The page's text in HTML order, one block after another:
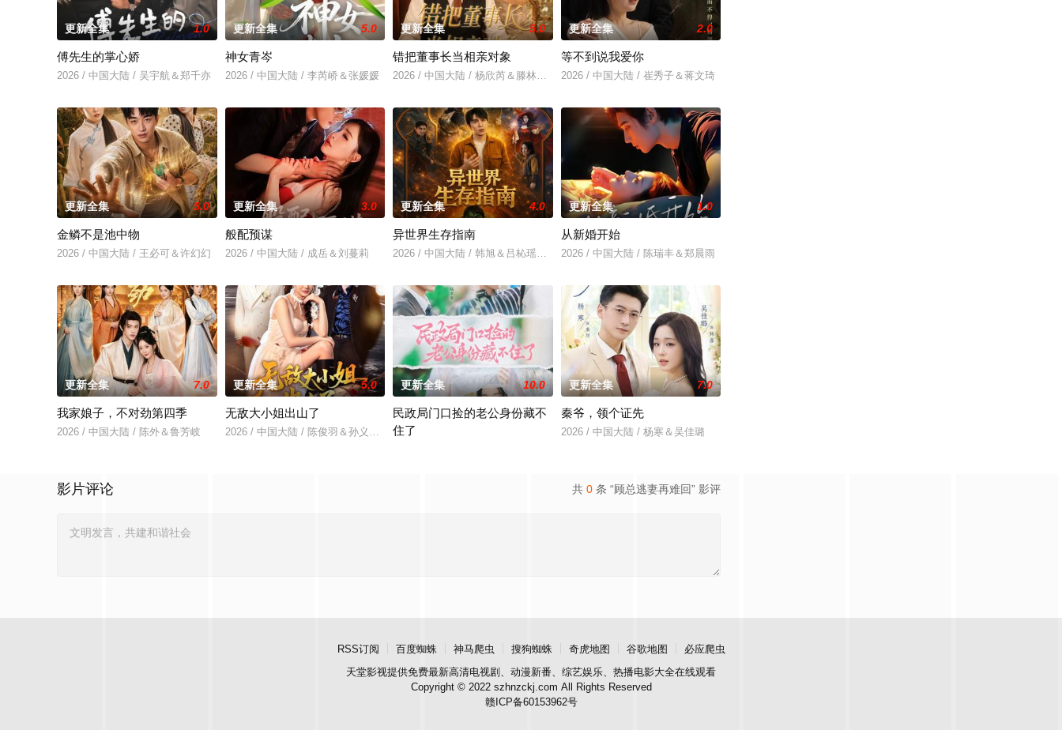
更新全集 1.0
傅先生的掌心娇
2026 / 中国大陆 / 吴宇航＆郑千亦
更新全集 5.0
神女青岑
2026 / 中国大陆 / 李芮峤＆张媛媛
更新全集 5.0
错把董事长当相亲对象
2026 / 中国大陆 / 杨欣芮＆滕林＆马治邦
更新全集 2.0
等不到说我爱你
2026 / 中国大陆 / 崔秀子＆蒋文琦
更新全集 5.0
金鳞不是池中物
2026 / 中国大陆 / 王必可＆许幻幻
更新全集 3.0
般配预谋
2026 / 中国大陆 / 成岳＆刘蔓莉
更新全集 4.0
异世界生存指南
2026 / 中国大陆 / 韩旭＆吕杺瑶＆魏尊＆夏清＆金林
更新全集 1.0
从新婚开始
2026 / 中国大陆 / 陈瑞丰＆郑晨雨
更新全集 7.0
我家娘子，不对劲第四季
2026 / 中国大陆 / 陈外＆鲁芳岐
更新全集 5.0
无敌大小姐出山了
2026 / 中国大陆 / 陈俊羽＆孙义宸＆郭亚宁
更新全集 10.0
民政局门口捡的老公身份藏不
住了
更新全集 7.0
秦爷，领个证先
2026 / 中国大陆 / 杨寒＆吴佳璐
共 0 条 “顾总逃妻再难回” 影评
影片评论
RSS订阅 百度蜘蛛 神马爬虫 搜狗蜘蛛 奇虎地图 谷歌地图
必应爬虫
天堂影视提供免费最新高清电视剧、动漫新番、综艺娱乐、热播电影大全在线观看
Copyright © 2022 szhnzckj.com All Rights Reserved
赣ICP备60153962号